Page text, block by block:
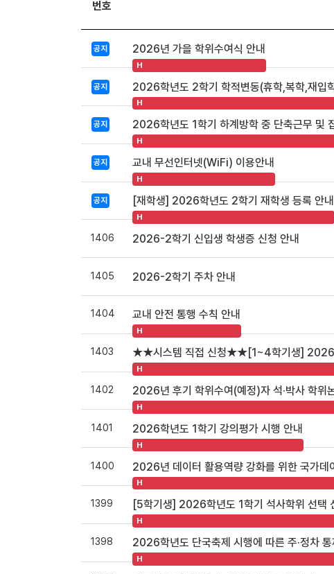
번호
공지 2026년 가을 학위수여식 안내
H
공지 2026학년도 2학기 학적변동(휴학,복학,재입
H
공지 2026학년도 1학기 하계방학 중 단축근무 및
H
공지 교내 무선인터넷(WiFi) 이용안내
H
공지 [재학생] 2026학년도 2학기 재학생 등록 안내
H
1406 2026-2학기 신입생 학생증 신청 안내
1405 2026-2학기 주차 안내
1404 교내 안전 통행 수칙 안내
H
1403 ★★시스템 직접 신청★★[1~4학기생] 2026
H
1402 2026년 후기 학위수여(예정)자 석·박사 학위
H
1401 2026학년도 1학기 강의평가 시행 안내
H
1400 2026년 데이터 활용역량 강화를 위한 국가데
H
1399 [5학기생] 2026학년도 1학기 석사학위 선택
H
1398 2026학년도 단국축제 시행에 따른 주·정차
H